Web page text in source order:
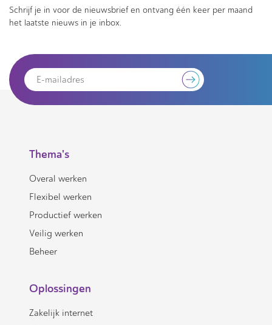
Schrijf je in voor de nieuwsbrief en ontvang één keer per maand
het laatste nieuws in je inbox.
Thema's
Overal werken
Flexibel werken
Productief werken
Veilig werken
Beheer
Oplossingen
Zakelijk internet